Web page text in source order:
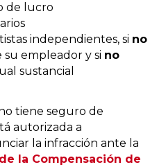
de lucro
independientes, si no
empleador y si no
sustancial
tiene seguro de
autorizada a
la infracción ante la
la Compensación de